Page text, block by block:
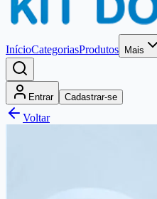
InícioCategoriasProdutos Mais
Entrar Cadastrar-se
Voltar